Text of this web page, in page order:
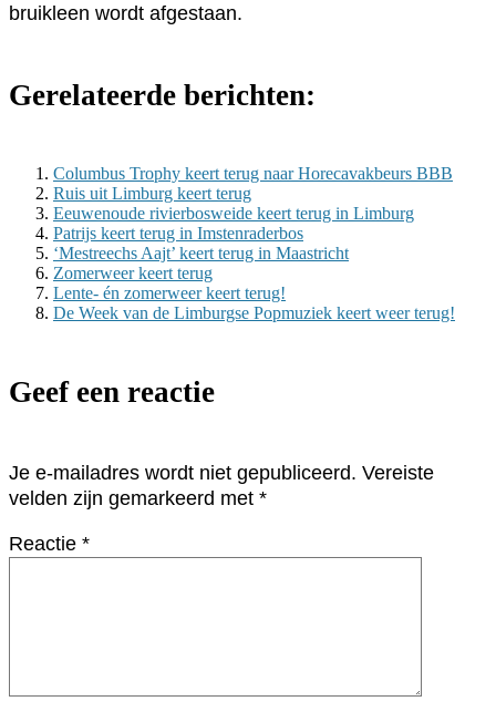
bruikleen wordt afgestaan.
Gerelateerde berichten:
Columbus Trophy keert terug naar Horecavakbeurs BBB
Ruis uit Limburg keert terug
Eeuwenoude rivierbosweide keert terug in Limburg
Patrijs keert terug in Imstenraderbos
‘Mestreechs Aajt’ keert terug in Maastricht
Zomerweer keert terug
Lente- én zomerweer keert terug!
De Week van de Limburgse Popmuziek keert weer terug!
Geef een reactie
Je e-mailadres wordt niet gepubliceerd. Vereiste
velden zijn gemarkeerd met *
Reactie *